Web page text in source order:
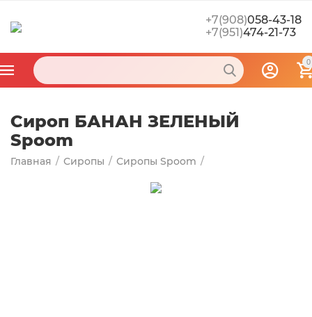
+7(908)058-43-18
+7(951)474-21-73
0
Сироп БАНАН ЗЕЛЕНЫЙ
Spoom
Главная / Сиропы / Сиропы Spoom /
Сиропы для лимонада